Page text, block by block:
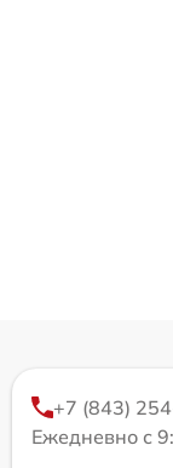
+7 (843)
Ежедневно с